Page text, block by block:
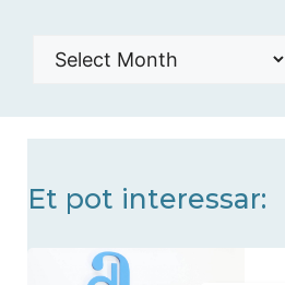
Histórico
Et pot interessar: